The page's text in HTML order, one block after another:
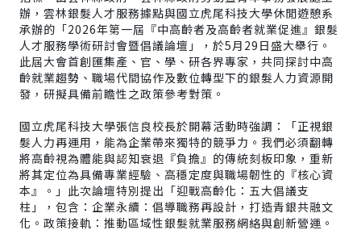
辦，雲林銀髮人才服務據點與國立虎尾科技大學休閒遊憩系
承辦的「2026年第一屆『中高齡者及高齡者就業促進』銀髮
人才服務學術研討會暨倡議論壇」，於5月29日盛大舉行。
此屆大會首創匯集產、官、學、研各界專家，共同探討中高
齡就業趨勢、職場代間協作及數位轉型下的銀髮人力資源開
發，研擬具備前瞻性之政策參考對策。
國立虎尾科技大學張信良校長於開幕活動時強調：「正視銀
髮人力再運用，能為企業帶來獨特的競爭力。我們必須翻轉
將高齡視為體能與認知衰退『負擔』的傳統刻板印象，重新
將其定位為具備專業經驗、高穩定度與職場韌性的『核心資
本』。」此次論壇特別提出「迎戰高齡化：五大倡議支
柱」，包含：企業永續：倡導職務再設計，打造青銀共融文
化。政策接軌：推動區域性銀髮就業服務網絡與創新營運。